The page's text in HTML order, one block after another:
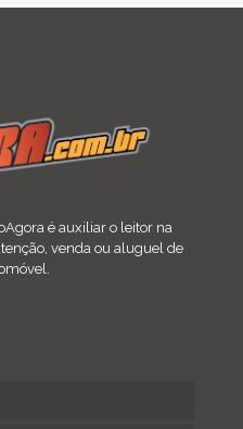
é auxiliar o leitor na
venda ou aluguel de